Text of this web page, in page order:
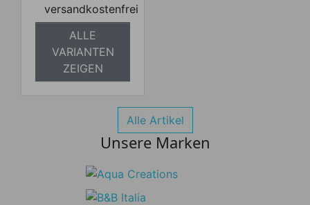
versandkostenfrei
ALLE
VARIANTEN
ZEIGEN
Alle Artikel
Unsere Marken